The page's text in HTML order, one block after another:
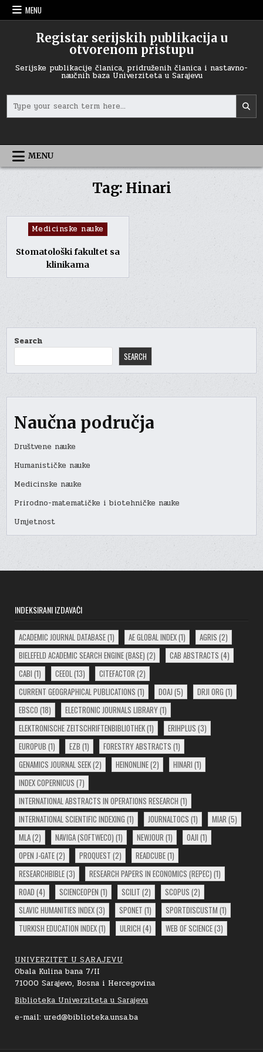
Skip
to
MENU
Registar serijskih publikacija u
otvorenom pristupu
Serijske publikacije članica, pridruženih članica i nastavno-
naučnih baza Univerziteta u Sarajevu
for:
MENU
Tag: Hinari
Posted
in
Medicinske nauke
Stomatološki fakultet sa
klinikama
Search
SEARCH
Naučna područja
Društvene nauke
Humanističke nauke
Medicinske nauke
Prirodno-matematičke i biotehničke nauke
Umjetnost
INDEKSIRANI IZDAVAČI
ACADEMIC JOURNAL DATABASE(1) AE GLOBAL INDEX(1) AGRIS (2)
BIELEFELD ACADEMIC SEARCH ENGINE (BASE) (2) CAB ABSTRACTS (4)
CABI (1) CEEOL (13) CITEFACTOR (2)
CURRENT GEOGRAPHICAL PUBLICATIONS (1) DOAJ (5) DRJI ORG (1)
EBSCO (18) ELECTRONIC JOURNALS LIBRARY(1)
ELEKTRONISCHE ZEITSCHRIFTENBIBLIOTHEK(1) ERIHPLUS (3)
EUROPUB (1) EZB (1) FORESTRY ABSTRACTS (1)
GENAMICS JOURNAL SEEK(2) HEINONLINE(2) HINARI (1)
INDEX COPERNICUS (7)
INTERNATIONAL ABSTRACTS IN OPERATIONS RESEARCH (1)
INTERNATIONAL SCIENTIFIC INDEXING (1) JOURNALTOCS (1) MIAR (5)
MLA(2) NAVIGA (SOFTWECO) (1) NEWJOUR (1) OAJI (1)
OPEN J-GATE(2) PROQUEST (2) READCUBE(1)
RESEARCHBIBLE(3) RESEARCH PAPERS IN ECONOMICS (REPEC) (1)
ROAD (4) SCIENCEOPEN (1) SCILIT (2) SCOPUS (2)
SLAVIC HUMANITIES INDEX(3) SPONET (1) SPORTDISCUSTM (1)
TURKISH EDUCATION INDEX(1) ULRICH (4) WEB OF SCIENCE(3)
UNIVERZITET U SARAJEVU
Obala Kulina bana 7/II
71000 Sarajevo, Bosna i Hercegovina
Biblioteka Univerziteta u Sarajevu
e-mail: ured@biblioteka.unsa.ba